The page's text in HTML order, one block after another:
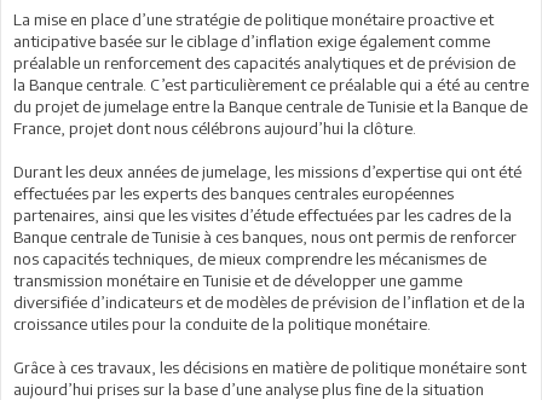
La mise en place d’une stratégie de politique monétaire proactive et
anticipative basée sur le ciblage d’inflation exige également comme
préalable un renforcement des capacités analytiques et de prévision de
la Banque centrale. C’est particulièrement ce préalable qui a été au centre
du projet de jumelage entre la Banque centrale de Tunisie et la Banque de
France, projet dont nous célébrons aujourd’hui la clôture.
Durant les deux années de jumelage, les missions d’expertise qui ont été
effectuées par les experts des banques centrales européennes
partenaires, ainsi que les visites d’étude effectuées par les cadres de la
Banque centrale de Tunisie à ces banques, nous ont permis de renforcer
nos capacités techniques, de mieux comprendre les mécanismes de
transmission monétaire en Tunisie et de développer une gamme
diversifiée d’indicateurs et de modèles de prévision de l’inflation et de la
croissance utiles pour la conduite de la politique monétaire.
Grâce à ces travaux, les décisions en matière de politique monétaire sont
aujourd’hui prises sur la base d’une analyse plus fine de la situation